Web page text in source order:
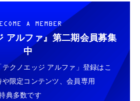
A MEMBER
アルファ』 第二期会員募集
中
クノエッジ アルファ」登録はこ
限定コンテンツ、会員専用
典多数です